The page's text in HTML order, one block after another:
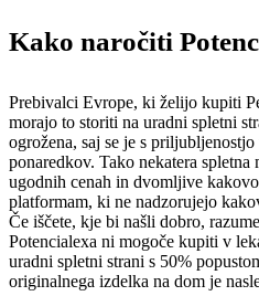
Kako naročiti
Prebivalci Evrope, ki želijo kupiti
morajo to storiti na uradni spletni
ogrožena, saj se je s
ponaredkov. Tako nekatera
ugodnih cenah in dvomljive
platformam, ki ne nadzorujejo
Če iščete, kje bi našli dobro,
Potencialexa ni mogoče kupiti v
uradni spletni strani s 50%
originalnega izdelka na dom je